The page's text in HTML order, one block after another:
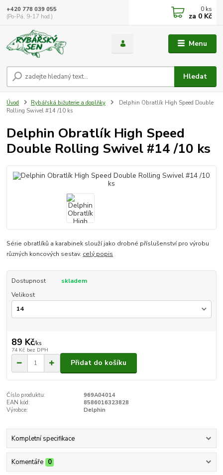
Menu
Hledat
+420 778 039 055
(Po-Pá, 9-17 hod.)
0 ks
za 0 Kč
Úvod Rybářská bižuterie a doplňky
Delphin Obratlík High Speed Double
Rolling Swivel #14 /10 ks
Delphin Obratlík High Speed
Double Rolling Swivel #14 /10 ks
Série obratlíků a karabinek slouží jako drobné příslušenství pro výrobu
různých koncových sestav. celý popis
Dostupnost
skladem
Velikost
89 Kč/ks
74 Kč bez DPH
Přidat do košíku
Číslo produktu:
969A04014
EAN kód:
8586016323828
Výrobce:
Delphin
Kompletní specifikace
Komentáře 0